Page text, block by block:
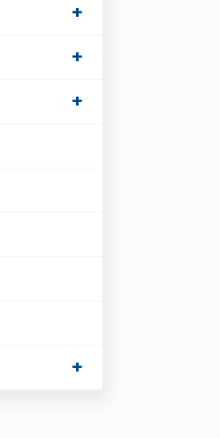
+
+
+
+
+
+
+
+